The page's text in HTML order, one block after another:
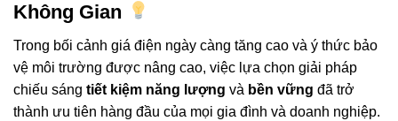
Không Gian
Trong bối cảnh giá điện ngày càng tăng cao và ý thức bảo
vệ môi trường được nâng cao, việc lựa chọn giải pháp
chiếu sáng tiết kiệm năng lượng và bền vững đã trở
thành ưu tiên hàng đầu của mọi gia đình và doanh nghiệp.